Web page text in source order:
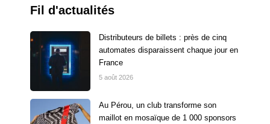
Fil d'actualités
Distributeurs de billets : près de cinq
automates disparaissent chaque jour en
France
5 août 2026
Au Pérou, un club transforme son
maillot en mosaïque de 1 000 sponsors